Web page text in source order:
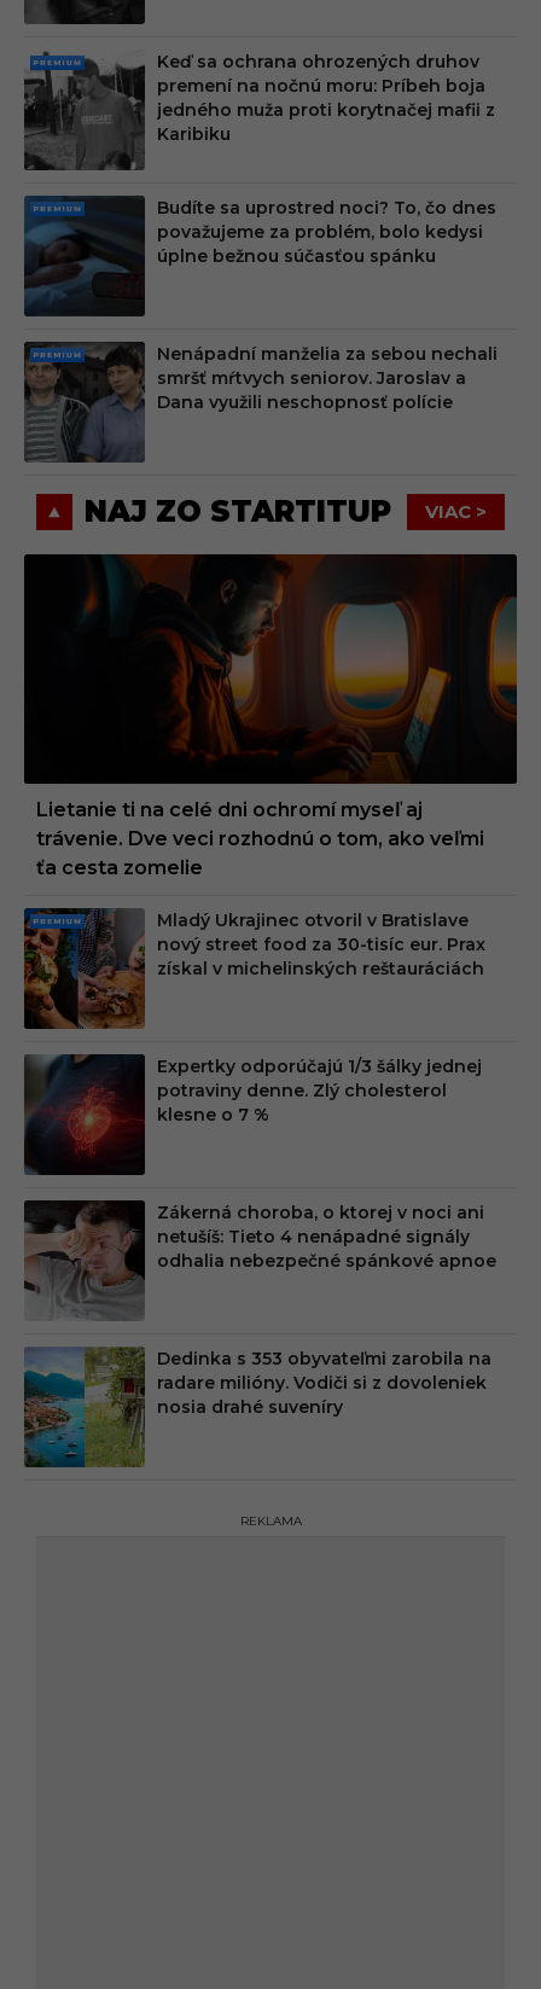
PRE
MIU
M
Keď sa ochrana ohrozených druhov
premení na nočnú moru: Príbeh boja
jedného muža proti korytnačej mafii z
Karibiku
PRE
MIU
M
Budíte sa uprostred noci? To, čo dnes
považujeme za problém, bolo kedysi
úplne bežnou súčasťou spánku
PRE
MIU
M
Nenápadní manželia za sebou nechali
smršť mŕtvych seniorov. Jaroslav a
Dana využili neschopnosť polície
NAJ ZO STARTITUP VIAC >
Lietanie ti na celé dni ochromí myseľ aj
trávenie. Dve veci rozhodnú o tom, ako veľmi
ťa cesta zomelie
PRE
MIU
M
Mladý Ukrajinec otvoril v Bratislave
nový street food za 30-tisíc eur. Prax
získal v michelinských reštauráciách
Expertky odporúčajú 1/3 šálky jednej
potraviny denne. Zlý cholesterol
klesne o 7 %
Zákerná choroba, o ktorej v noci ani
netušíš: Tieto 4 nenápadné signály
odhalia nebezpečné spánkové apnoe
Dedinka s 353 obyvateľmi zarobila na
radare milióny. Vodiči si z dovoleniek
nosia drahé suveníry
REKLAMA